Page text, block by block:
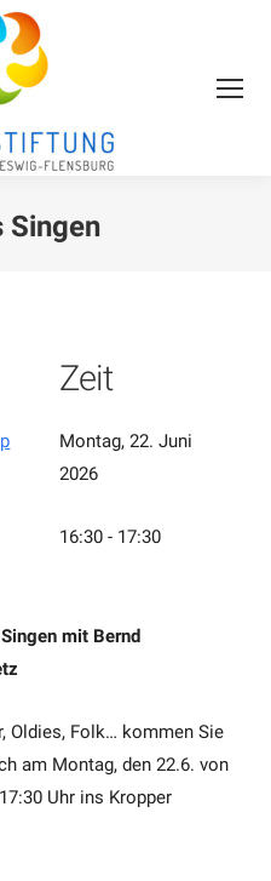
Singen
Zeit
Montag, 22. Juni
2026
16:30 - 17:30
mit Bernd
Oldies, Folk… kommen Sie
am Montag, den 22.6. von
Uhr ins Kropper